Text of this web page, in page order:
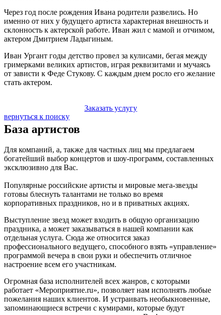
Через год после рождения Ивана родители развелись. Но
именно от них у будущего артиста характерная внешность и
склонность к актерской работе. Иван жил с мамой и отчимом,
актером Дмитрием Ладыгиным.
Иван Ургант годы детство провел за кулисами, бегая между
гримерками великих артистов, играя реквизитами и мучаясь
от зависти к Феде Стукову. С каждым днем росло его желание
стать актером.
вернуться к поиску
Заказать услугу
База артистов
Для компаний, а, также для частных лиц мы предлагаем
богатейший выбор концертов и шоу-программ, составленных
эксклюзивно для Вас.
Популярные российские артисты и мировые мега-звезды
готовы блеснуть талантами не только во время
корпоративных праздников, но и в приватных акциях.
Выступление звезд может входить в общую организацию
праздника, а может заказываться в нашей компании как
отдельная услуга. Сюда же относится заказ
профессионального ведущего, способного взять «управление»
программой вечера в свои руки и обеспечить отличное
настроение всем его участникам.
Огромная база исполнителей всех жанров, с которыми
работает «Мероприятие.ru», позволяет нам исполнять любые
пожелания наших клиентов. И устраивать необыкновенные,
запоминающиеся встречи с кумирами, которые будут